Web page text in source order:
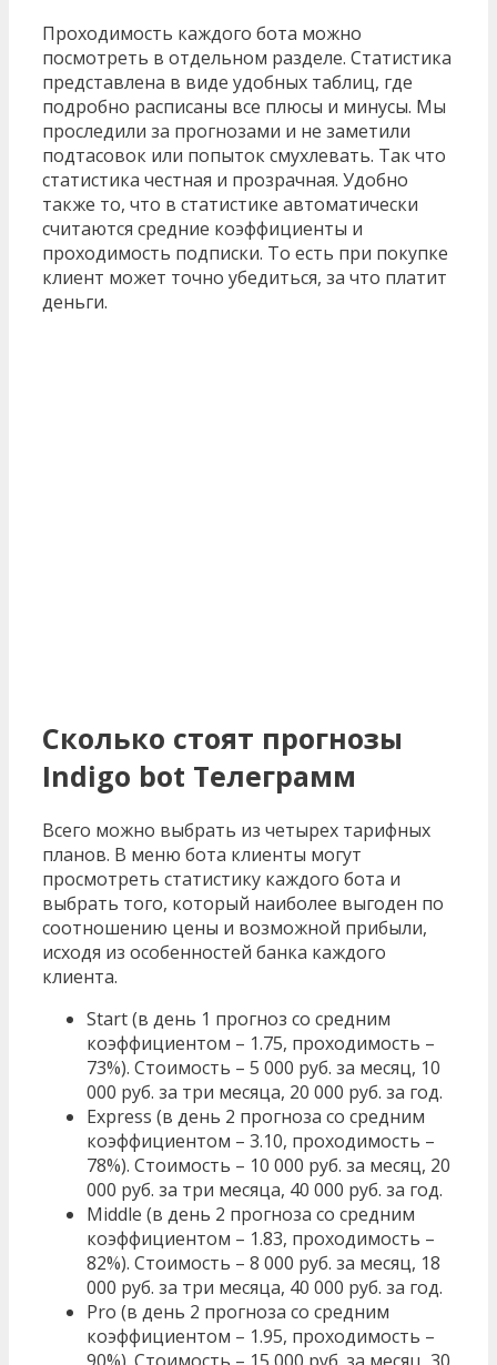
Проходимость каждого бота можно
посмотреть в отдельном разделе. Статистика
представлена в виде удобных таблиц, где
подробно расписаны все плюсы и минусы. Мы
проследили за прогнозами и не заметили
подтасовок или попыток смухлевать. Так что
статистика честная и прозрачная. Удобно
также то, что в статистике автоматически
считаются средние коэффициенты и
проходимость подписки. То есть при покупке
клиент может точно убедиться, за что платит
деньги.
Сколько стоят прогнозы
Indigo bot Телеграмм
Всего можно выбрать из четырех тарифных
планов. В меню бота клиенты могут
просмотреть статистику каждого бота и
выбрать того, который наиболее выгоден по
соотношению цены и возможной прибыли,
исходя из особенностей банка каждого
клиента.
Start (в день 1 прогноз со средним
коэффициентом – 1.75, проходимость –
73%). Стоимость – 5 000 руб. за месяц, 10
000 руб. за три месяца, 20 000 руб. за год.
Express (в день 2 прогноза со средним
коэффициентом – 3.10, проходимость –
78%). Стоимость – 10 000 руб. за месяц, 20
000 руб. за три месяца, 40 000 руб. за год.
Middle (в день 2 прогноза со средним
коэффициентом – 1.83, проходимость –
82%). Стоимость – 8 000 руб. за месяц, 18
000 руб. за три месяца, 40 000 руб. за год.
Pro (в день 2 прогноза со средним
коэффициентом – 1.95, проходимость –